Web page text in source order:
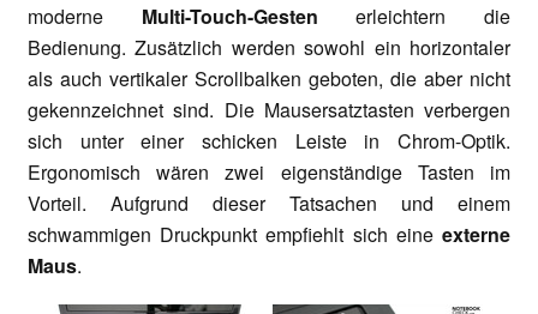
moderne Multi-Touch-Gesten erleichtern die
Bedienung. Zusätzlich werden sowohl ein horizontaler
als auch vertikaler Scrollbalken geboten, die aber nicht
gekennzeichnet sind. Die Mausersatztasten verbergen
sich unter einer schicken Leiste in Chrom-Optik.
Ergonomisch wären zwei eigenständige Tasten im
Vorteil. Aufgrund dieser Tatsachen und einem
schwammigen Druckpunkt empfiehlt sich eineexterne
Maus.